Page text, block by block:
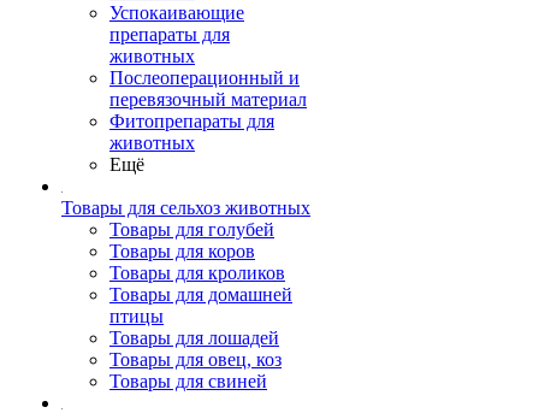
Успокаивающие
препараты для
животных
Послеоперационный и
перевязочный материал
Фитопрепараты для
животных
Ещё
Товары для сельхоз животных
Товары для голубей
Товары для коров
Товары для кроликов
Товары для домашней
птицы
Товары для лошадей
Товары для овец, коз
Товары для свиней